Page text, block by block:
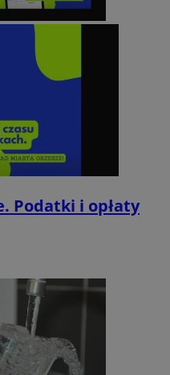
Podatki i opłaty